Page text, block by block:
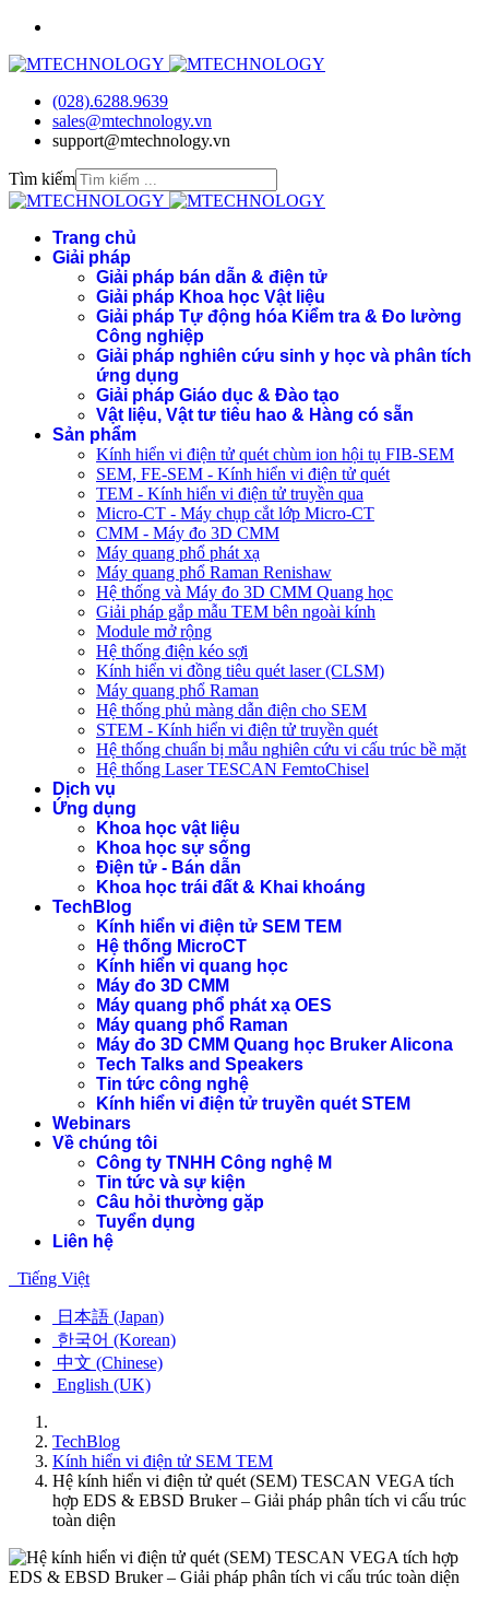
(028).6288.9639
sales@mtechnology.vn
support@mtechnology.vn
Tìm kiếm
Trang chủ
Giải pháp
Giải pháp bán dẫn & điện tử
Giải pháp Khoa học Vật liệu
Giải pháp Tự động hóa Kiểm tra & Đo lường
Công nghiệp
Giải pháp nghiên cứu sinh y học và phân tích
ứng dụng
Giải pháp Giáo dục & Đào tạo
Vật liệu, Vật tư tiêu hao & Hàng có sẵn
Sản phẩm
Kính hiển vi điện tử quét chùm ion hội tụ FIB-SEM
SEM, FE-SEM - Kính hiển vi điện tử quét
TEM - Kính hiển vi điện tử truyền qua
Micro-CT - Máy chụp cắt lớp Micro-CT
CMM - Máy đo 3D CMM
Máy quang phổ phát xạ
Máy quang phổ Raman Renishaw
Hệ thống và Máy đo 3D CMM Quang học
Giải pháp gắp mẫu TEM bên ngoài kính
Module mở rộng
Hệ thống điện kéo sợi
Kính hiển vi đồng tiêu quét laser (CLSM)
Máy quang phổ Raman
Hệ thống phủ màng dẫn điện cho SEM
STEM - Kính hiển vi điện tử truyền quét
Hệ thống chuẩn bị mẫu nghiên cứu vi cấu trúc bề mặt
Hệ thống Laser TESCAN FemtoChisel
Dịch vụ
Ứng dụng
Khoa học vật liệu
Khoa học sự sống
Điện tử - Bán dẫn
Khoa học trái đất & Khai khoáng
TechBlog
Kính hiển vi điện tử SEM TEM
Hệ thống MicroCT
Kính hiển vi quang học
Máy đo 3D CMM
Máy quang phổ phát xạ OES
Máy quang phổ Raman
Máy đo 3D CMM Quang học Bruker Alicona
Tech Talks and Speakers
Tin tức công nghệ
Kính hiển vi điện tử truyền quét STEM
Webinars
Về chúng tôi
Công ty TNHH Công nghệ M
Tin tức và sự kiện
Câu hỏi thường gặp
Tuyển dụng
Liên hệ
Tiếng Việt
日本語 (Japan)
한국어 (Korean)
中文 (Chinese)
English (UK)
TechBlog
Kính hiển vi điện tử SEM TEM
Hệ kính hiển vi điện tử quét (SEM) TESCAN VEGA tích
hợp EDS & EBSD Bruker – Giải pháp phân tích vi cấu trúc
toàn diện